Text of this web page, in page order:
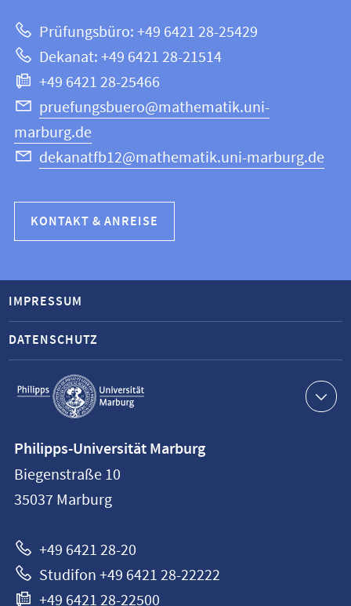
Website
und
Informatik
Prüfungsbüro: +49 6421 28-25429
Dekanat: +49 6421 28-21514
+49 6421 28-25466
pruefungsbuero@mathematik.uni-
marburg.de
dekanatfb12@mathematik.uni-marburg.de
KONTAKT & ANREISE
Service-
Navigation
IMPRESSUM
DATENSCHUTZ
Philipps-
Universität
Marburg
Philipps-Universität Marburg
Biegenstraße 10
35037 Marburg
+49 6421 28-20
Studifon +49 6421 28-22222
+49 6421 28-22500